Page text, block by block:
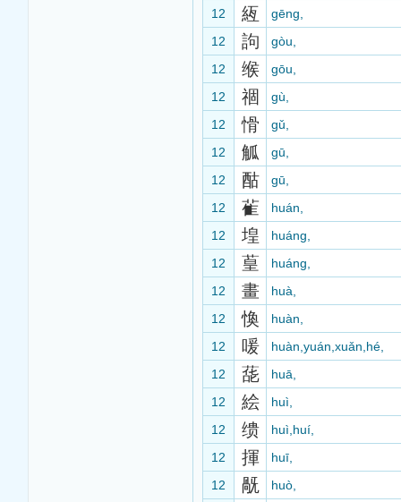
12
絚
gēng,
12
訽
gòu,
12
缑
gōu,
12
祻
gù,
12
愲
gǔ,
12
觚
gū,
12
酤
gū,
12
雈
huán,
12
堭
huáng,
12
葟
huáng,
12
畫
huà,
12
愌
huàn,
12
喛
huàn,yuán,xuǎn,hé,
12
蒊
huā,
12
絵
huì,
12
缋
huì,huí,
12
揮
huī,
12
旤
huò,